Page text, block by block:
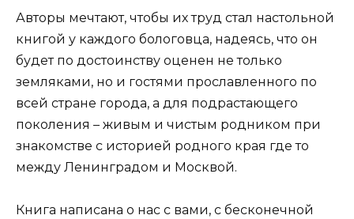
Авторы мечтают, чтобы их труд стал настольной
книгой у каждого бологовца, надеясь, что он
будет по достоинству оценен не только
земляками, но и гостями прославленного по
всей стране города, а для подрастающего
поколения – живым и чистым родником при
знакомстве с историей родного края где то
между Ленинградом и Москвой.
Книга написана о нас с вами, с бесконечной